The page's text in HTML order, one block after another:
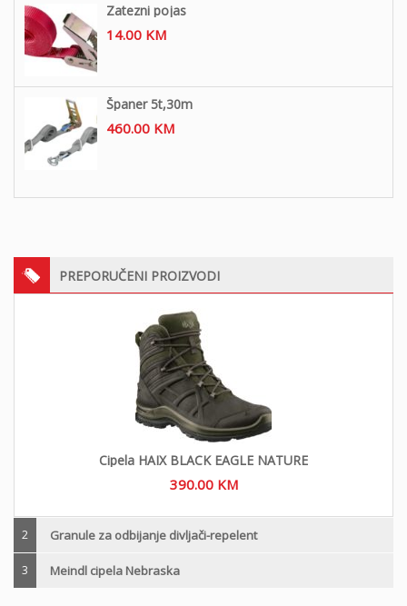
Zatezni pojas
14.00 KM
Španer 5t,30m
460.00 KM
PREPORUČENI PROIZVODI
Cipela HAIX BLACK EAGLE NATURE
390.00 KM
2 Granule za odbijanje divljači-repelent
3 Meindl cipela Nebraska